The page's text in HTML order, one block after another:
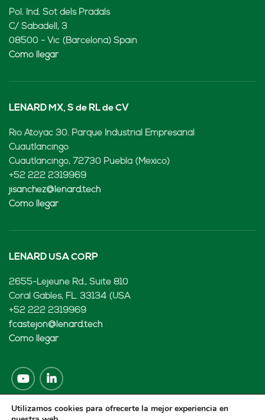
Pol. Ind. Sot dels Pradals
C/ Sabadell, 3
08500 - Vic (Barcelona) Spain
Cómo llegar
LENARD MX, S de RL de CV
Rio Atoyac 30. Parque Industrial Empresarial
Cuautlancingo
Cuautlancingo, 72730 Puebla (México)
+52 222 2319969
jisanchez@lenard.tech
Cómo llegar
LENARD USA CORP
2655-Lejeune Rd., Suite 810
Coral Gables, FL. 33134 (USA
+52 222 2319969
fcastejon@lenard.tech
Cómo llegar
Utilizamos cookies para ofrecerte la mejor experiencia en